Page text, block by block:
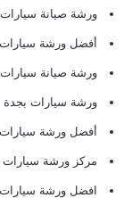
ورشة صيانة
أفضل ورشة
ورشة صيانة
ورشة سيارات بجدة
أفضل ورشة
مركز ورشة
افضل ورشة سيارات